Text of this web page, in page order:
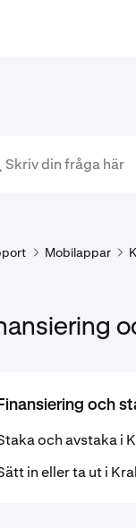
Mobilappar
Finansiering och
och avstaka i
in eller ta ut i